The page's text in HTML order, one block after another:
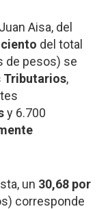
Aisa, del
del total
de pesos) se
Tributarios,
y 6.700
un 30,68 por
corresponde